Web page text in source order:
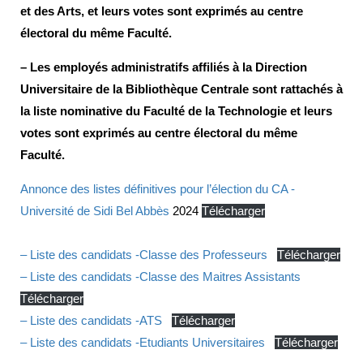
et des Arts, et leurs votes sont exprimés au centre
électoral du même Faculté.
– Les employés administratifs affiliés à la Direction
Universitaire de la Bibliothèque Centrale sont rattachés à
la liste nominative du Faculté de la Technologie et leurs
votes sont exprimés au centre électoral du même
Faculté.
Annonce des listes définitives pour l’élection du CA -
Université de Sidi Bel Abbès 2024 Télécharger
– Liste des candidats -Classe des Professeurs
Télécharger
– Liste des candidats -Classe des Maitres Assistants
Télécharger
– Liste des candidats -ATS
Télécharger
– Liste des candidats -Etudiants Universitaires
Télécharger